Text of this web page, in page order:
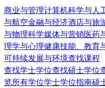
商业与管理计算机科学与人
与航空金融与经济酒店与旅
与物理科学媒体与营销医药
理学与心理健康技能、教育
可持续发展与环境查找课程
查找学士学位查找硕士学位
览所有学位学士学位指南硕